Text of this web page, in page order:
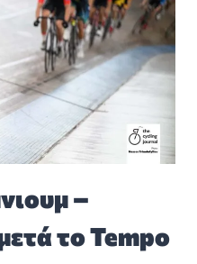
–
το Tempo